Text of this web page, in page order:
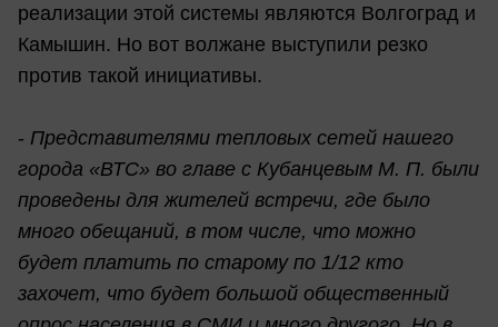
реализации этой системы являются Волгоград и
Камышин. Но вот волжане выступили резко
против такой инициативы.
- Представителями тепловых сетей нашего
города «ВТС» во главе с Кубанцевым М. П. были
проведены для жителей встречи, где было
много обещаний, в том числе, что можно
будет платить по старому по 1/12 кто
захочет, что будет большой общественный